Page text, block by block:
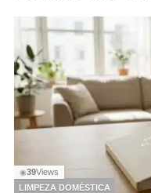
◉39Views
LIMPEZA DOMÉSTICA